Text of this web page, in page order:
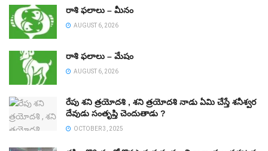
రాశి ఫలాలు – మీనం
AUGUST 6, 2026
రాశి ఫలాలు – మేషం
AUGUST 6, 2026
రేపు శని త్రయోదశి , శని త్రయోదశి నాడు ఏమి చేస్తే శనీశ్వర
దేవుడు సంతృప్తి చెందుతాడు ?
OCTOBER 3, 2025